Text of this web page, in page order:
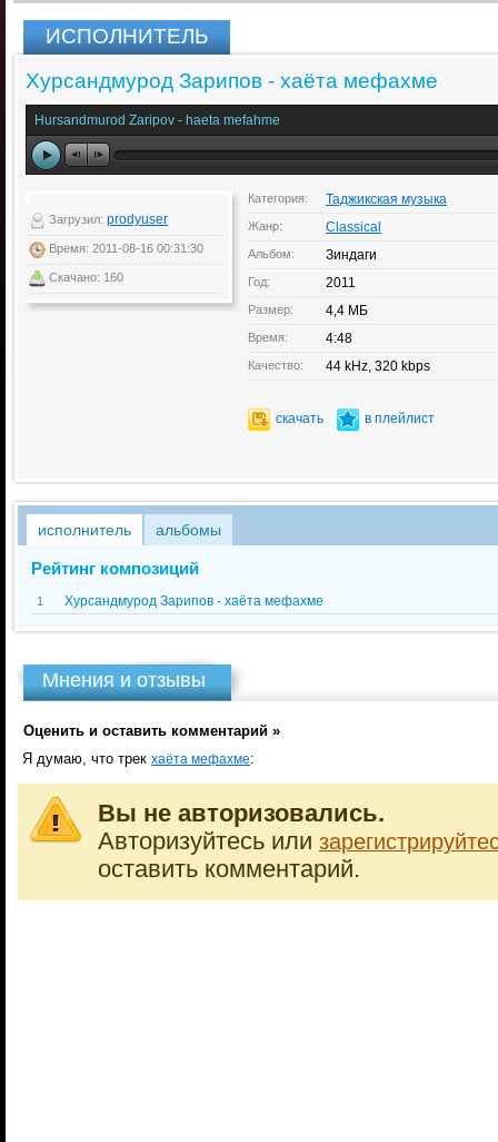
ИСПОЛНИТЕЛЬ
Хурсандмурод Зарипов - хаёта мефахме
Hursandmurod Zaripov - haeta mefahme
Загрузил: prodyuser
Время: 2011-08-16 00:31:30
Скачано: 160
Категория: Таджикская музыка
Жанр: Classical
Альбом: Зиндаги
Год: 2011
Размер: 4,4 МБ
Время: 4:48
Качество: 44 kHz, 320 kbps
скачать в плейлист
исполнитель альбомы
Рейтинг композиций
1 Хурсандмурод Зарипов - хаёта мефахме
Мнения и отзывы
Оценить и оставить комментарий »
Я думаю, что трек хаёта мефахме:
Вы не авторизовались.
Авторизуйтесь или
оставить комментарий.